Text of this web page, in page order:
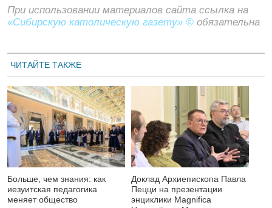
При использовании материалов сайта ссылка на
«Сибирскую католическую газету» © обязательна
ЧИТАЙТЕ ТАКЖЕ
Больше, чем знания: как
иезуитская педагогика
меняет общество
Доклад Архиепископа Павла
Пецци на презентации
энциклики Magnifica